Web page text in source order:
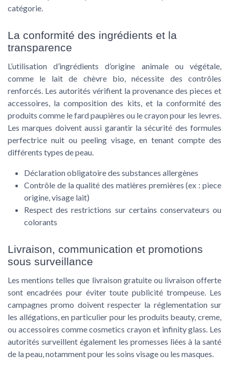
catégorie.
La conformité des ingrédients et la
transparence
L’utilisation d’ingrédients d’origine animale ou végétale,
comme le lait de chèvre bio, nécessite des contrôles
renforcés. Les autorités vérifient la provenance des pieces et
accessoires, la composition des kits, et la conformité des
produits comme le fard paupières ou le crayon pour les levres.
Les marques doivent aussi garantir la sécurité des formules
perfectrice nuit ou peeling visage, en tenant compte des
différents types de peau.
Déclaration obligatoire des substances allergènes
Contrôle de la qualité des matières premières (ex : piece
origine, visage lait)
Respect des restrictions sur certains conservateurs ou
colorants
Livraison, communication et promotions
sous surveillance
Les mentions telles que livraison gratuite ou livraison offerte
sont encadrées pour éviter toute publicité trompeuse. Les
campagnes promo doivent respecter la réglementation sur
les allégations, en particulier pour les produits beauty, creme,
ou accessoires comme cosmetics crayon et infinity glass. Les
autorités surveillent également les promesses liées à la santé
de la peau, notamment pour les soins visage ou les masques.